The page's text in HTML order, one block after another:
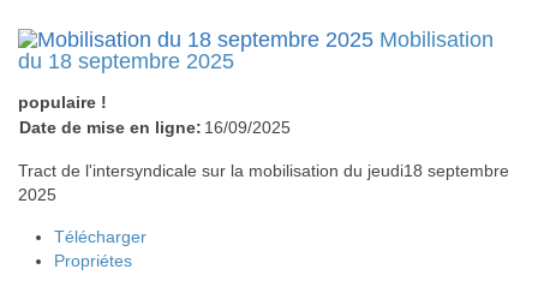
Mobilisation
du 18 septembre 2025
populaire !
Date de mise en ligne: 16/09/2025
Tract de l'intersyndicale sur la mobilisation du jeudi18 septembre
2025
Télécharger
Propriétes